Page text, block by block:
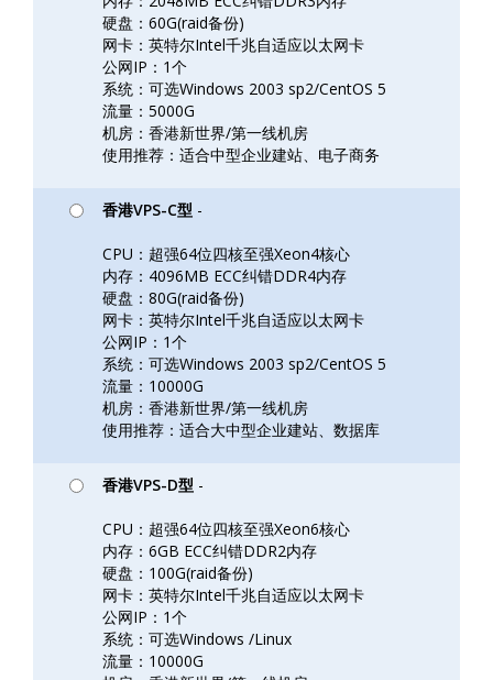
硬盘：60G(raid备份)
网卡：英特尔Intel千兆自适应以太网卡
公网IP：1个
系统：可选Windows 2003 sp2/CentOS 5
流量：5000G
机房：香港新世界/第一线机房
使用推荐：适合中型企业建站、电子商务
香港VPS-C型 -
CPU：超强64位四核至强Xeon4核心
内存：4096MB ECC纠错DDR4内存
硬盘：80G(raid备份)
网卡：英特尔Intel千兆自适应以太网卡
公网IP：1个
系统：可选Windows 2003 sp2/CentOS 5
流量：10000G
机房：香港新世界/第一线机房
使用推荐：适合大中型企业建站、数据库
香港VPS-D型 -
CPU：超强64位四核至强Xeon6核心
内存：6GB ECC纠错DDR2内存
硬盘：100G(raid备份)
网卡：英特尔Intel千兆自适应以太网卡
公网IP：1个
系统：可选Windows /Linux
流量：10000G